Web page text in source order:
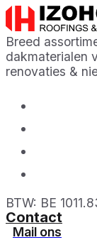
Breed
dakmaterialen
renovaties &
BTW: BE
Contact
Mail ons